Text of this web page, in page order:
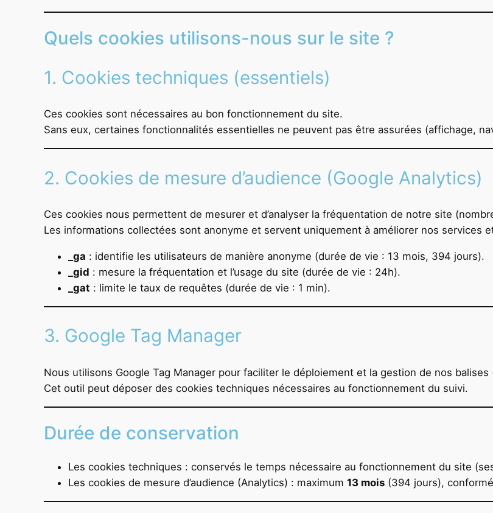
Quels cookies utilisons-nous sur le site ?
1. Cookies techniques (essentiels)
Ces cookies sont nécessaires au bon fonctionnement du site.
Sans eux, certaines fonctionnalités essentielles ne peuvent pas être assurées (affichage,
2. Cookies de mesure d’audience (Google Analytics)
Ces cookies nous permettent de mesurer et d’analyser la fréquentation de notre site
Les informations collectées sont anonyme et servent uniquement à améliorer nos services
_ga : identifie les utilisateurs de manière anonyme (durée de vie : 13 mois, 394 jours).
_gid : mesure la fréquentation et l’usage du site (durée de vie : 24h).
_gat : limite le taux de requêtes (durée de vie : 1 min).
3. Google Tag Manager
Nous utilisons Google Tag Manager pour faciliter le déploiement et la gestion de nos balises
Cet outil peut déposer des cookies techniques nécessaires au fonctionnement du suivi.
Durée de conservation
Les cookies techniques : conservés le temps nécessaire au fonctionnement du site
Les cookies de mesure d’audience (Analytics) : maximum 13 mois (394 jours),